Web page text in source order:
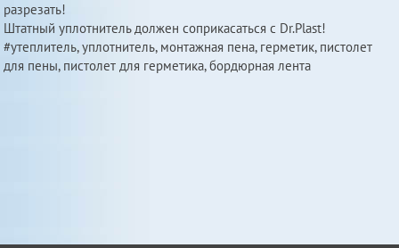
разрезать!
Штатный уплотнитель должен соприкасаться с Dr.Plast!
#утеплитель, уплотнитель, монтажная пена, герметик, пистолет
для пены, пистолет для герметика, бордюрная лента